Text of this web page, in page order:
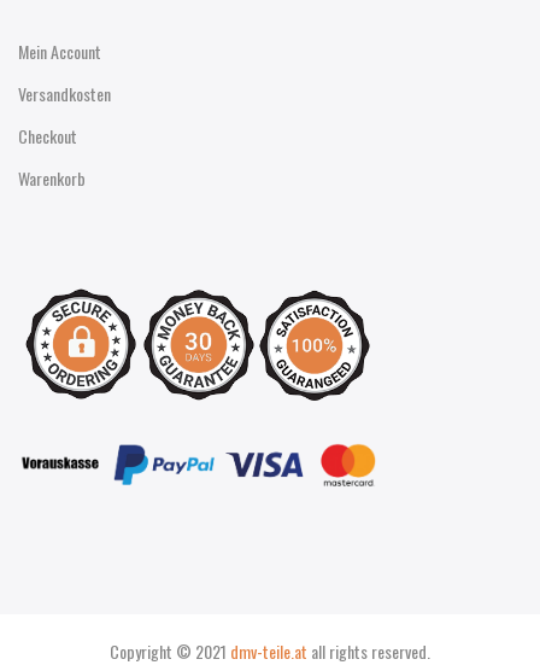
Mein Account
Versandkosten
Checkout
Warenkorb
Copyright © 2021 dmv-teile.at all rights reserved.